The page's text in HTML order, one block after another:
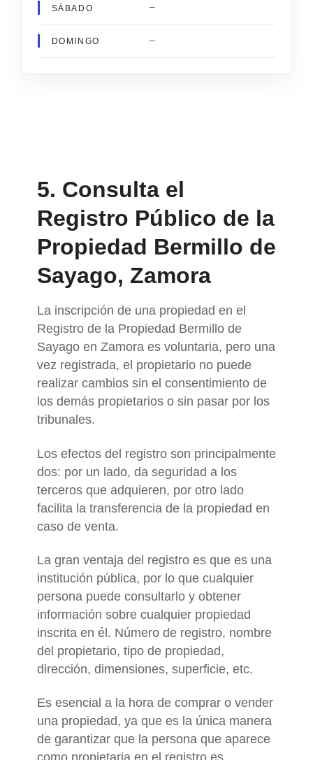
SÁBADO –
DOMINGO –
5. Consulta el
Registro Público de la
Propiedad Bermillo de
Sayago, Zamora
La inscripción de una propiedad en el
Registro de la Propiedad Bermillo de
Sayago en Zamora es voluntaria, pero una
vez registrada, el propietario no puede
realizar cambios sin el consentimiento de
los demás propietarios o sin pasar por los
tribunales.
Los efectos del registro son principalmente
dos: por un lado, da seguridad a los
terceros que adquieren, por otro lado
facilita la transferencia de la propiedad en
caso de venta.
La gran ventaja del registro es que es una
institución pública, por lo que cualquier
persona puede consultarlo y obtener
información sobre cualquier propiedad
inscrita en él. Número de registro, nombre
del propietario, tipo de propiedad,
dirección, dimensiones, superficie, etc.
Es esencial a la hora de comprar o vender
una propiedad, ya que es la única manera
de garantizar que la persona que aparece